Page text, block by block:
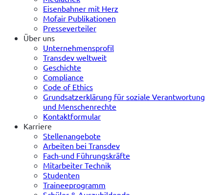
Eisenbahner mit Herz
Mofair Publikationen
Presseverteiler
Über uns
Unternehmensprofil
Transdev weltweit
Geschichte
Compliance
Code of Ethics
Grundsatzerklärung für soziale Verantwortung
und Menschenrechte
Kontaktformular
Karriere
Stellenangebote
Arbeiten bei Transdev
Fach-und Führungskräfte
Mitarbeiter Technik
Studenten
Traineeprogramm